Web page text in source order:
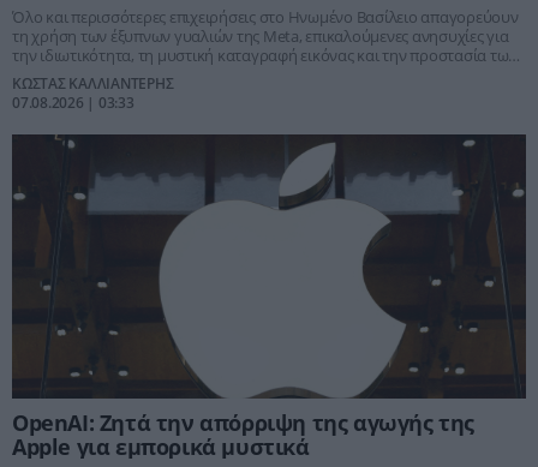
Όλο και περισσότερες επιχειρήσεις στο Ηνωμένο Βασίλειο απαγορεύουν
τη χρήση των έξυπνων γυαλιών της Meta, επικαλούμενες ανησυχίες για
την ιδιωτικότητα, τη μυστική καταγραφή εικόνας και την προστασία των
πελατών.
ΚΩΣΤΑΣ ΚΑΛΛΙΑΝΤΕΡΗΣ
07.08.2026 | 03:33
OpenAI: Ζητά την απόρριψη της αγωγής της
Apple για εμπορικά μυστικά